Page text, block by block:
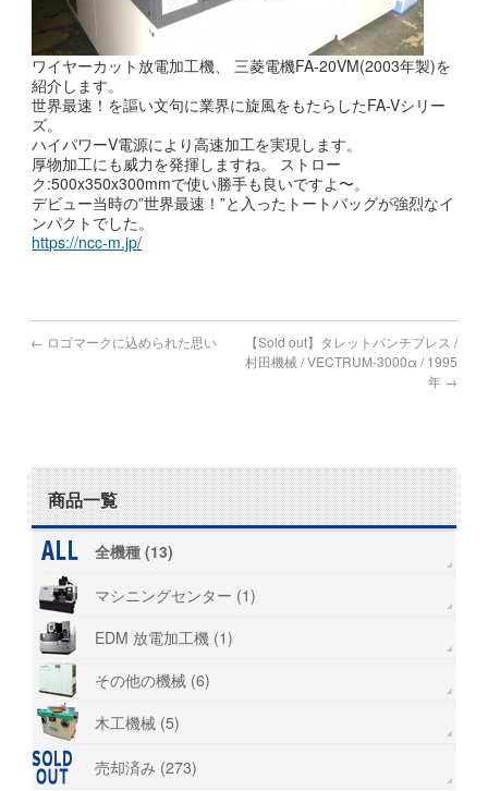
ワイヤーカット放電加工機、 三菱電機FA-20VM(2003年製)を
紹介します。
世界最速！を謳い文句に業界に旋風をもたらしたFA-Vシリー
ズ。
ハイパワーV電源により高速加工を実現します。
厚物加工にも威力を発揮しますね。 ストロー
ク:500x350x300mmで使い勝手も良いですよ〜。
デビュー当時の”世界最速！”と入ったトートバッグが強烈なイ
ンパクトでした。
https://ncc-m.jp/
← ロゴマークに込められた思い
【Sold out】タレットパンチプレス /
村田機械 / VECTRUM-3000α / 1995
年 →
商品一覧
全機種 (13)
マシニングセンター (1)
EDM 放電加工機 (1)
その他の機械 (6)
木工機械 (5)
売却済み (273)